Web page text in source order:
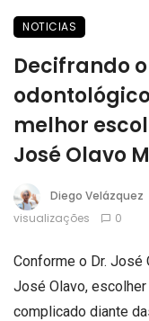
NOTICIAS
Decifrando
melhor
José Olavo
Diego Velázquez
visualizações
0
Conforme o Dr.
José Olavo,
complicado diante